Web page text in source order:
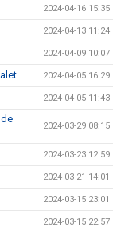
2024-04-16 15:35
2024-04-13 11:24
2024-04-09 10:07
2024-04-05 16:29
2024-04-05 11:43
2024-03-29 08:15
2024-03-23 12:59
2024-03-21 14:01
2024-03-15 23:01
2024-03-15 22:57